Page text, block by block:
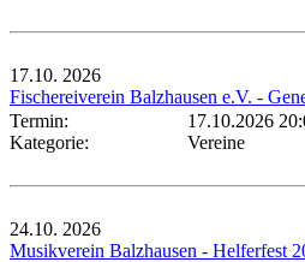
17.10. 2026
Fischereiverein Balzhausen e.V. -
Termin:
17.10.2026
Kategorie:
Vereine
24.10. 2026
Musikverein Balzhausen - Helferfest